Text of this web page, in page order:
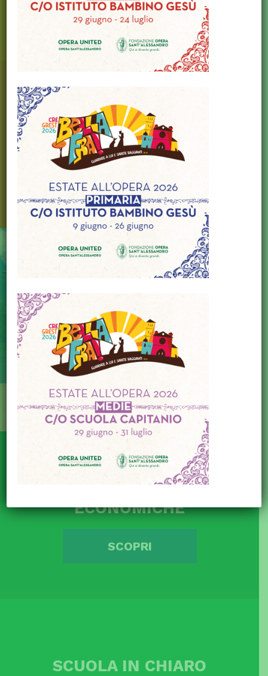
ENTRA
SCUOLA SECONDARIA I
GRADO
AGEVOLAZIONI
ECONOMICHE
SCOPRI
SCUOLA IN CHIARO